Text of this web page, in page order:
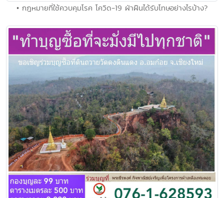
• กฎหมายที่ใช้ควบคุมโรค โควิด-19 ฝ่าฝืนได้รับโทษอย่างไรบ้าง?